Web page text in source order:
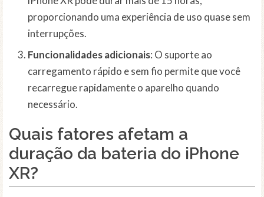
proporcionando uma experiência de uso quase sem
interrupções.
Funcionalidades adicionais: O suporte ao
carregamento rápido e sem fio permite que você
recarregue rapidamente o aparelho quando
necessário.
Quais fatores afetam a
duração da bateria do iPhone
XR?